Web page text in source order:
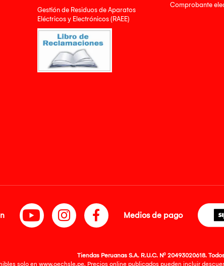
Gestión de Residuos de Aparatos
Eléctricos y Electrónicos (RAEE)
Comprobante
Medios de pago
Tiendas Peruanas S.A. R.U.C. Nº 20493020618.
solo en www.oechsle.pe. Precios online publicados pueden incluir